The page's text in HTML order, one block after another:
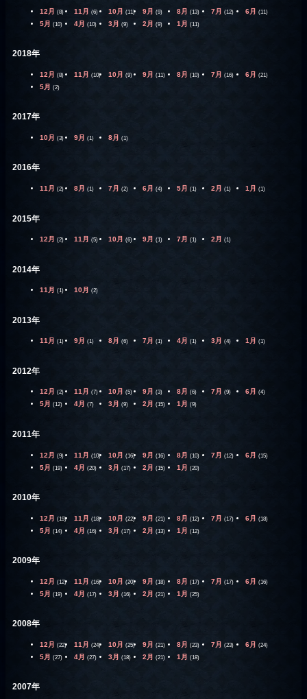
12月 (8) 11月 (6) 10月 (11) 9月 (9) 8月 (13) 7月 (12) 6月 (11)
5月 (10) 4月 (10) 3月 (9) 2月 (9) 1月 (11)
2018年
12月 (8) 11月 (10) 10月 (9) 9月 (11) 8月 (10) 7月 (16) 6月 (21)
5月 (2)
2017年
10月 (3) 9月 (1) 8月 (1)
2016年
11月 (2) 8月 (1) 7月 (2) 6月 (4) 5月 (1) 2月 (1) 1月 (1)
2015年
12月 (2) 11月 (5) 10月 (6) 9月 (1) 7月 (1) 2月 (1)
2014年
11月 (1) 10月 (2)
2013年
11月 (1) 9月 (1) 8月 (6) 7月 (1) 4月 (1) 3月 (4) 1月 (1)
2012年
12月 (2) 11月 (7) 10月 (5) 9月 (3) 8月 (6) 7月 (9) 6月 (4)
5月 (12) 4月 (7) 3月 (9) 2月 (15) 1月 (9)
2011年
12月 (9) 11月 (10) 10月 (16) 9月 (16) 8月 (10) 7月 (12) 6月 (15)
5月 (19) 4月 (20) 3月 (17) 2月 (15) 1月 (20)
2010年
12月 (19) 11月 (18) 10月 (22) 9月 (21) 8月 (12) 7月 (17) 6月 (18)
5月 (14) 4月 (16) 3月 (17) 2月 (13) 1月 (12)
2009年
12月 (12) 11月 (16) 10月 (20) 9月 (18) 8月 (17) 7月 (17) 6月 (16)
5月 (19) 4月 (17) 3月 (16) 2月 (21) 1月 (25)
2008年
12月 (22) 11月 (24) 10月 (25) 9月 (21) 8月 (23) 7月 (23) 6月 (24)
5月 (27) 4月 (27) 3月 (18) 2月 (21) 1月 (18)
2007年